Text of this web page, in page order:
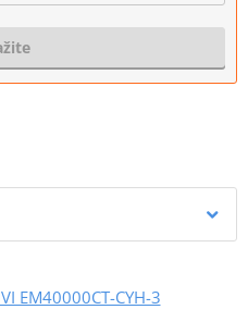
EM40000CT-CYH-3